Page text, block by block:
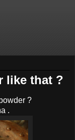
like that ?
?
.